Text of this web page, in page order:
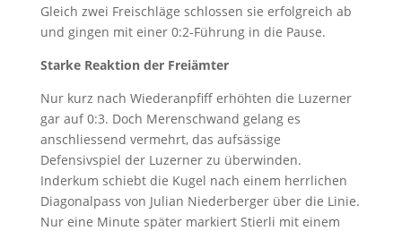
Gleich zwei Freischläge schlossen sie erfolgreich ab
und gingen mit einer 0:2-Führung in die Pause.
Starke Reaktion der Freiämter
Nur kurz nach Wiederanpfiff erhöhten die Luzerner
gar auf 0:3. Doch Merenschwand gelang es
anschliessend vermehrt, das aufsässige
Defensivspiel der Luzerner zu überwinden.
Inderkum schiebt die Kugel nach einem herrlichen
Diagonalpass von Julian Niederberger über die Linie.
Nur eine Minute später markiert Stierli mit einem